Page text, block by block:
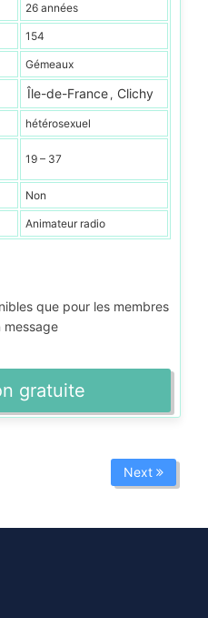
26 années
154
Gémeaux
Île-de-France , Clichy
hétérosexuel
19 – 37
Non
Animateur radio
que pour les membres
message
gratuite
Next